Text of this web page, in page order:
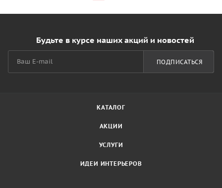
Будьте в курсе наших акций и новостей
ПОДПИСАТЬСЯ
КАТАЛОГ
АКЦИИ
УСЛУГИ
ИДЕИ ИНТЕРЬЕРОВ